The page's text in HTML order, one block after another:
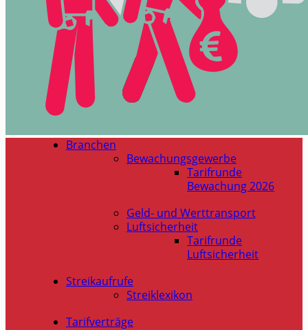
Branchen
Bewachungsgewerbe
Tarifrunde
Bewachung 2026
Geld- und Werttransport
Luftsicherheit
Tarifrunde
Luftsicherheit
Streikaufrufe
Streiklexikon
Tarifverträge